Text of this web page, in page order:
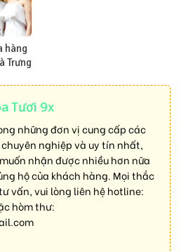
hàng
Trưng
Tươi 9x
những đơn vị cung cấp các
nghiệp và uy tín nhất,
nhận được nhiều hơn nữa
hộ của khách hàng. Mọi thắc
vấn, vui lòng liên hệ hotline:
hòm thư: